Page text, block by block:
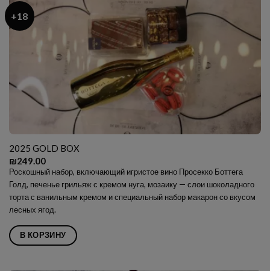
+18
2025 GOLD BOX
₪249.00
Роскошный набор, включающий игристое вино Просекко Боттега
Голд, печенье грильяж с кремом нуга, мозаику — слои шоколадного
торта с ванильным кремом и специальный набор макарон со вкусом
лесных ягод.
В КОРЗИНУ